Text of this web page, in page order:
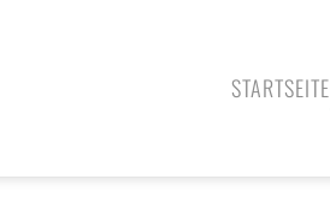
STARTSEITE